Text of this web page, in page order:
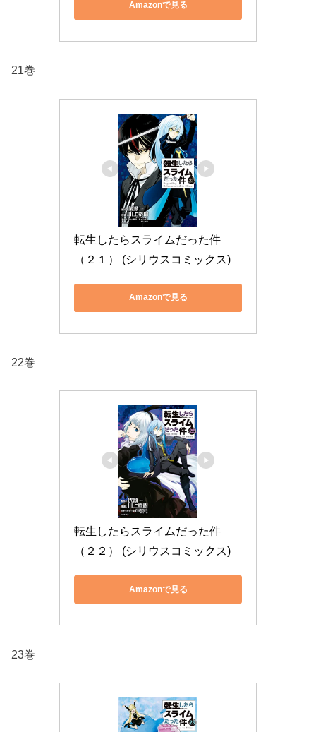
Amazonで見る
21巻
転生したらスライムだった件
（２１） (シリウスコミックス)
Amazonで見る
22巻
転生したらスライムだった件
（２２） (シリウスコミックス)
Amazonで見る
23巻